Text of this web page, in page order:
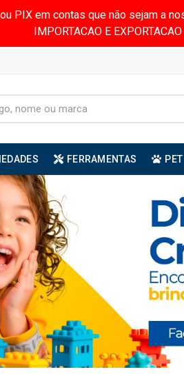
PIX em contas que não sejam a
IMPORTACAO E
FERRAMENTAS PET